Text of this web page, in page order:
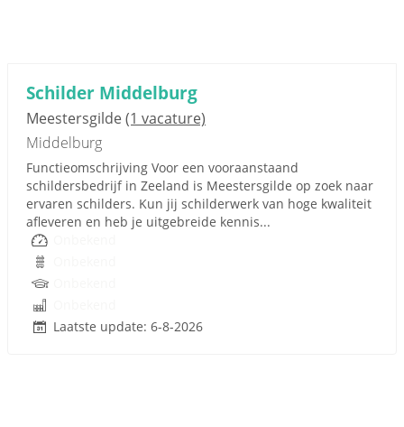
Schilder Middelburg
Meestersgilde(1 vacature)
Middelburg
Functieomschrijving Voor een vooraanstaand
schildersbedrijf in Zeeland is Meestersgilde op zoek naar
ervaren schilders. Kun jij schilderwerk van hoge kwaliteit
afleveren en heb je uitgebreide kennis...
Laatste update: 6-8-2026